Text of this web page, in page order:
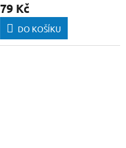
79 Kč
DO KOŠÍKU